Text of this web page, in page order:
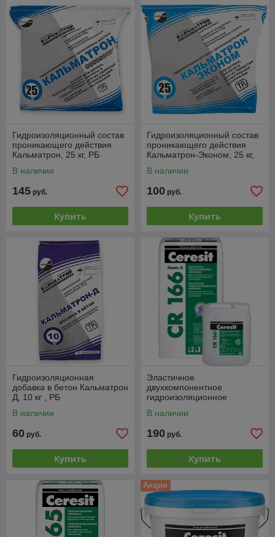
Гидроизоляционный состав
проникающего действия
Кальматрон, 25 кг, РБ
В наличии
145 руб.
Купить
Гидроизоляционный состав
проникающего действия
Кальматрон-Эконом, 25 кг,
В наличии
100 руб.
Купить
Гидроизоляционная
добавка в бетон Кальматрон
Д, 10 кг , РБ
В наличии
60 руб.
Купить
Эластичное
двухкомпонентное
гидроизоляционное
24+8 кг, РБ
В наличии
190 руб.
Купить
Акция